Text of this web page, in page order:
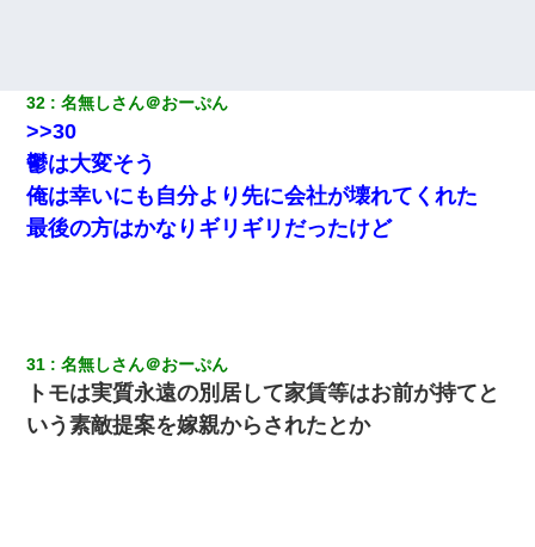
32 名無しさん＠おーぷん
>>30
鬱は大変そう
俺は幸いにも自分より先に会社が壊れてくれた
最後の方はかなりギリギリだったけど
31 名無しさん＠おーぷん
トモは実質永遠の別居して家賃等はお前が持てと
いう素敵提案を嫁親からされたとか